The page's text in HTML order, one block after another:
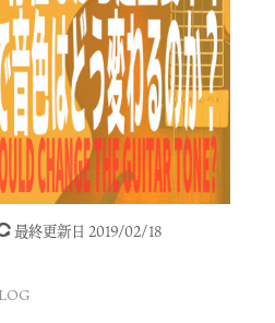
最終更新日 2019/02/18